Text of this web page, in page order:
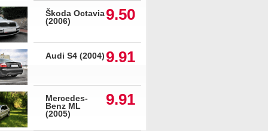
Škoda Octavia
(2006)
9.50
Audi S4 (2004) 9.91
Mercedes-
Benz ML
(2005)
9.91